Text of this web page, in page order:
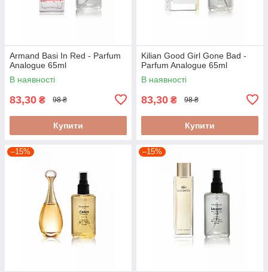
Armand Basi In Red - Parfum
Analogue 65ml
В наявності
83,30 ₴ 98 ₴
Купити
Kilian Good Girl Gone Bad -
Parfum Analogue 65ml
В наявності
83,30 ₴ 98 ₴
Купити
–15% –15%